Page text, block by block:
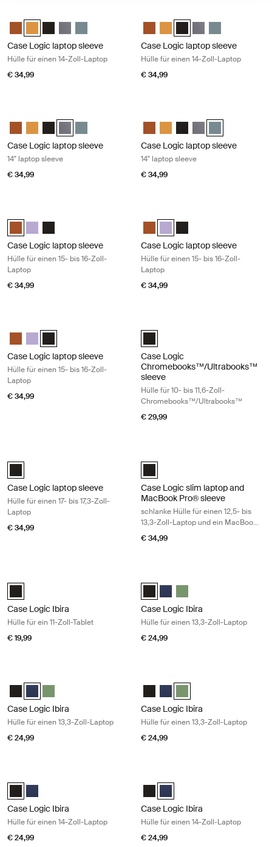
Case Logic 14" laptop sleeve Rustic Amber
Case Logic 14" laptop sleeve Buckthorn (selected)
Case Logic 14" laptop sleeve Schwarz
Case Logic 14" laptop sleeve Graphit
Case Logic 14" laptop sleeve Arona Blue
Case Logic laptop sleeve
Hülle für einen 14-Zoll-Laptop
€ 34,99
Case Logic 14" laptop sleeve
Case Logic 14" laptop sleeve
Case Logic 14" laptop
Case Logic 14"
Case Logic 14"
Case Logic laptop sleeve
Hülle für einen 14-Zoll-Laptop
€ 34,99
Case Logic 14" laptop sleeve Rustic Amber
Case Logic 14" laptop sleeve Buckthorn
Case Logic 14" laptop sleeve Schwarz
Case Logic 14" laptop sleeve Graphit (selected)
Case Logic 14" laptop sleeve Arona Blue
Case Logic laptop sleeve
14" laptop sleeve
€ 34,99
Case Logic 14" laptop sleeve
Case Logic 14" laptop sleeve
Case Logic 14" laptop
Case Logic 14"
Case Logic 14"
Case Logic laptop sleeve
14" laptop sleeve
€ 34,99
Case Logic 15-16" Laptop Sleeve Rustic Amber (selected)
Case Logic 15-16" Laptop Sleeve Lilac
Case Logic 15-16" Laptop Sleeve Schwarz
Case Logic laptop sleeve
Hülle für einen 15- bis 16-Zoll-
Laptop
€ 34,99
Case Logic 15-16" Laptop
Case Logic 15-16" Laptop
Case Logic 15-16"
Case Logic laptop sleeve
Hülle für einen 15- bis 16-Zoll-
Laptop
€ 34,99
Case Logic 15-16" Laptop Sleeve Rustic Amber
Case Logic 15-16" Laptop Sleeve Lilac
Case Logic 15-16" Laptop Sleeve Schwarz (selected)
Case Logic laptop sleeve
Hülle für einen 15- bis 16-Zoll-
Laptop
€ 34,99
Case Logic 10-11.6"
Case Logic
Chromebooks™/Ultrabooks™
sleeve
Hülle für 10- bis 11,6-Zoll-
Chromebooks™/Ultrabooks™
€ 29,99
Case Logic 17-17.3" Laptop Sleeve Schwarz (selected)
Case Logic laptop sleeve
Hülle für einen 17- bis 17,3-Zoll-
Laptop
€ 34,99
Case Logic 12.5" - 13.3" Slim
Case Logic slim laptop and
MacBook Pro® sleeve
schlanke Hülle für einen 12,5- bis
13,3-Zoll-Laptop und ein MacBook
Pro®
€ 34,99
Case Logic Ibira Laptop Sleeve Schwarz (selected)
Case Logic Ibira
Hülle für ein 11-Zoll-Tablet
€ 19,99
Case Logic Ibira Laptop Sleeve
Case Logic Ibira Laptop
Case Logic Ibira Laptop
Case Logic Ibira
Hülle für einen 13,3-Zoll-Laptop
€ 24,99
Case Logic Ibira Laptop Sleeve Schwarz
Case Logic Ibira Laptop Sleeve Marineblau (selected)
Case Logic Ibira Laptop Sleeve Islay Green
Case Logic Ibira
Hülle für einen 13,3-Zoll-Laptop
€ 24,99
Case Logic Ibira Laptop Sleeve
Case Logic Ibira Laptop
Case Logic Ibira Laptop
Case Logic Ibira
Hülle für einen 13,3-Zoll-Laptop
€ 24,99
Case Logic Ibira Laptop Sleeve Schwarz (selected)
Case Logic Ibira Laptop Sleeve Marineblau
Case Logic Ibira
Hülle für einen 14-Zoll-Laptop
€ 24,99
Case Logic Ibira Laptop Sleeve
Case Logic Ibira Laptop
Case Logic Ibira
Hülle für einen 14-Zoll-Laptop
€ 24,99